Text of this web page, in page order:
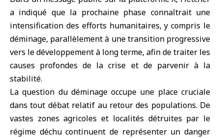
a indiqué que la prochaine phase connaîtrait une
intensification des efforts humanitaires, y compris le
déminage, parallèlement à une transition progressive
vers le développement à long terme, afin de traiter les
causes profondes de la crise et de parvenir à la
stabilité.
La question du déminage occupe une place cruciale
dans tout débat relatif au retour des populations. De
vastes zones agricoles et localités détruites par le
régime déchu continuent de représenter un danger